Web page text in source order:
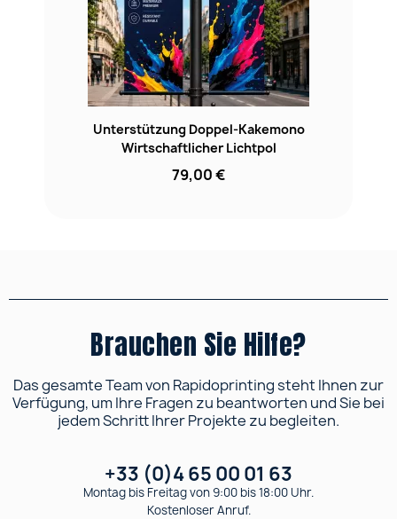
Unterstützung Doppel-Kakemono
Wirtschaftlicher Lichtpol
79,00 €
Brauchen Sie Hilfe?
Das gesamte Team von Rapidoprinting steht Ihnen zur
Verfügung, um Ihre Fragen zu beantworten und Sie bei
jedem Schritt Ihrer Projekte zu begleiten.
+33 (0)4 65 00 01 63
Montag bis Freitag von 9:00 bis 18:00 Uhr.
Kostenloser Anruf.